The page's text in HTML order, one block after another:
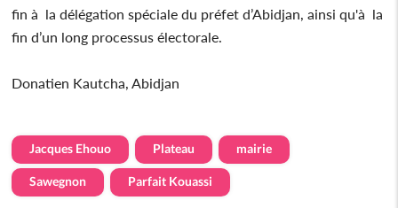
fin à la délégation spéciale du préfet d’Abidjan, ainsi qu'à la
fin d’un long processus électorale.
Donatien Kautcha, Abidjan
Jacques Ehouo Plateau mairie
Sawegnon Parfait Kouassi